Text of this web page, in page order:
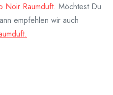
Noir Raumduft. Möchtest Du
empfehlen wir auch